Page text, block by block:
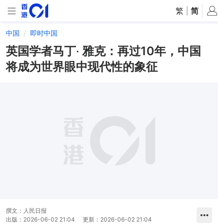
繁 简
中国 即时中国
英国学者马丁‧ 雅克：再过10年，中国
将成为世界眼中现代性的象征
撰文： 人民日报
出版： 2026-06-02 21:04 更新： 2026-06-02 21:04